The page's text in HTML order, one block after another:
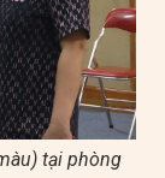
tại phòng